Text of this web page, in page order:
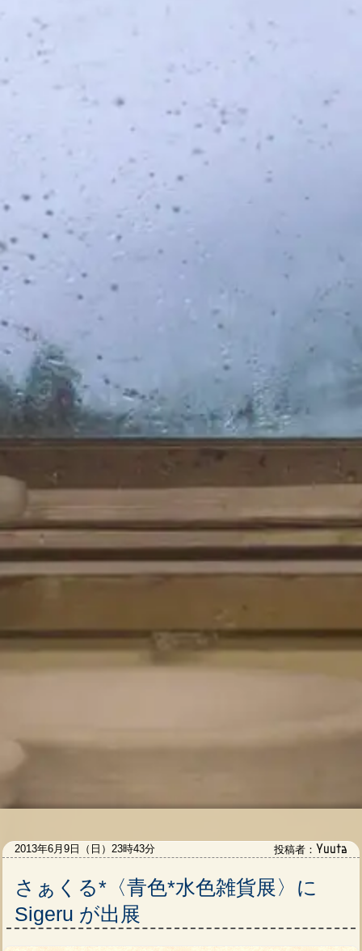
さぁくる*〈青色*水色雑貨展〉に
Sigeru が出展
投稿者： Yuuta
2013年6月9日（日）23時43分